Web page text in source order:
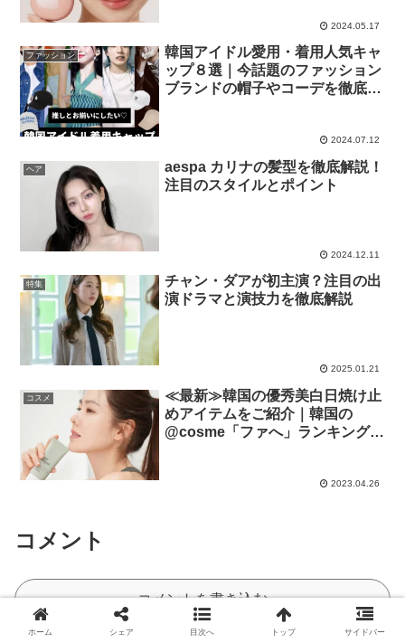
2024.05.17
ファッション
韓国アイドル愛用・着用人気キャ
ップ８選｜今話題のファッション
ブランドの帽子やコーデを徹底解
2024.07.12
ヘア
aespa カリナの髪型を徹底解説！
注目のスタイルとポイント
2024.12.11
特集
チャン・ダアが初主演？注目の出
演ドラマと演技力を徹底解説
2025.01.21
コスメ
≪最新≫韓国の優秀美白日焼け止
めアイテムをご紹介｜韓国の
@cosme「ファへ」ランキング
2023.04.26
コメント
コメントを書き込む
ホーム シェア 目次へ トップ サイドバー